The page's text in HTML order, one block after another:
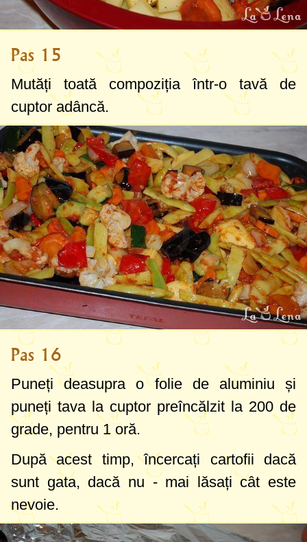
Pas 15
Mutăți toată compoziția într-o tavă de
cuptor adâncă.
Pas 16
Puneți deasupra o folie de aluminiu și
puneți tava la cuptor preîncălzit la 200 de
grade, pentru 1 oră.
După acest timp, încercați cartofii dacă
sunt gata, dacă nu - mai lăsați cât este
nevoie.